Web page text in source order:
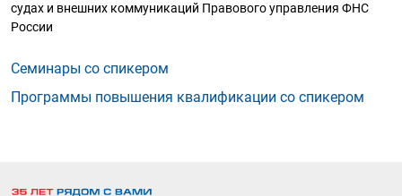
судах и внешних коммуникаций Правового управления ФНС
России
Семинары со спикером
Программы повышения квалификации со спикером